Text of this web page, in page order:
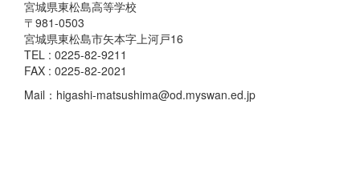
宮城県東松島高等学校
〒981-0503
宮城県東松島市矢本字上河戸16
TEL : 0225-82-9211
FAX : 0225-82-2021
Mail：higashi-matsushima@od.myswan.ed.jp